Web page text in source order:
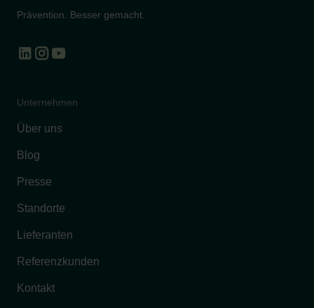
Prävention. Besser gemacht.
Unternehmen
Über uns
Blog
Presse
Standorte
Lieferanten
Referenzkunden
Kontakt